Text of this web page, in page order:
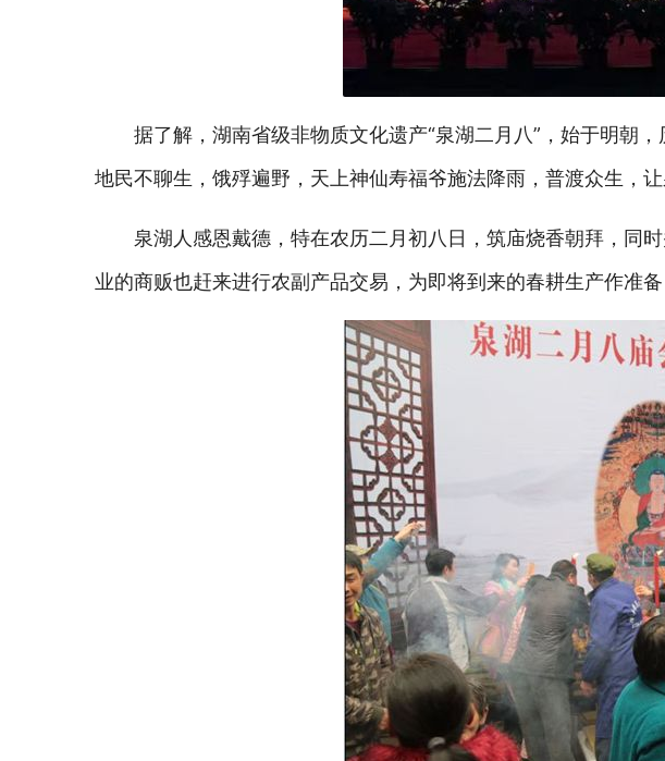
据了解，湖南省级非物质文化遗产“泉湖二月八”，始于明朝
地民不聊生，饿殍遍野，天上神仙寿福爷施法降雨，普渡众生，
泉湖人感恩戴德，特在农历二月初八日，筑庙烧香朝拜，同
业的商贩也赶来进行农副产品交易，为即将到来的春耕生产作准备